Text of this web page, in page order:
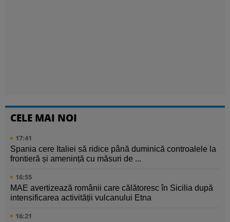
CELE MAI NOI
17:41
Spania cere Italiei să ridice până duminică controalele la
frontieră și amenință cu măsuri de ...
16:55
MAE avertizează românii care călătoresc în Sicilia după
intensificarea activității vulcanului Etna
16:21